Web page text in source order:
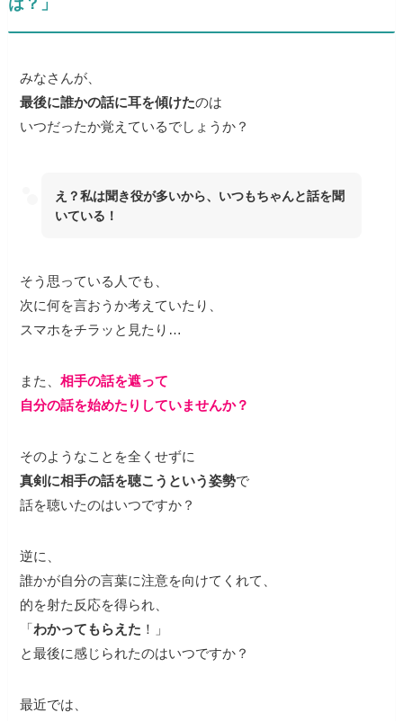
は？」
みなさんが、
最後に誰かの話に耳を傾けたのは
いつだったか覚えているでしょうか？
え？私は聞き役が多いから、いつもちゃんと話を聞
いている！
そう思っている人でも、
次に何を言おうか考えていたり、
スマホをチラッと見たり…
また、相手の話を遮って
自分の話を始めたりしていませんか？
そのようなことを全くせずに
真剣に相手の話を聴こうという姿勢で
話を聴いたのはいつですか？
逆に、
誰かが自分の言葉に注意を向けてくれて、
的を射た反応を得られ、
「わかってもらえた ！」
と最後に感じられたのはいつですか？
最近では、